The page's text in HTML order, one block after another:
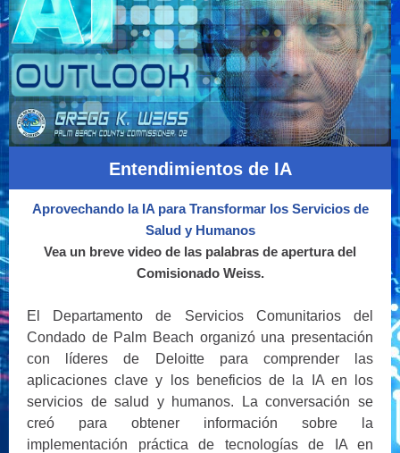
Entendimientos de IA
Aprovechando la IA para Transformar los Servicios de
Salud y Humanos
Vea un breve video de las palabras de apertura del
Comisionado Weiss.
El Departamento de Servicios Comunitarios del
Condado de Palm Beach organizó una presentación
con líderes de Deloitte para comprender las
aplicaciones clave y los beneficios de la IA en los
servicios de salud y humanos. La conversación se
creó para obtener información sobre la
implementación práctica de tecnologías de IA en